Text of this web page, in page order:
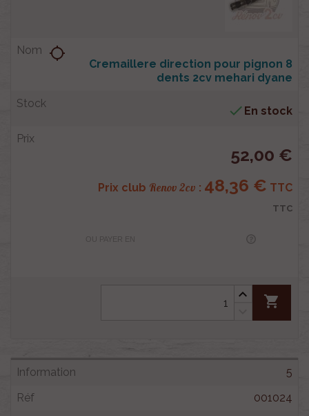
Cremaillere direction pour pignon 8
dents 2cv mehari dyane
location_searching
 En stock
52,00 €
Prix club Renov 2cv : 48,36 € TTC
TTC
OU PAYER EN
shopping_cart
5
001024